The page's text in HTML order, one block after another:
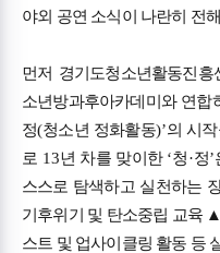
야외 공연 소식이 나란히 전
먼저 경기도청소년활동진흥
소년방과후아카데미와 연합
정(청소년 정화활동)’의 시
로 13년 차를 맞이한 ‘청·정’
스스로 탐색하고 실천하는
기후위기 및 탄소중립 교육 ▲
스트 및 업사이클링 활동 등